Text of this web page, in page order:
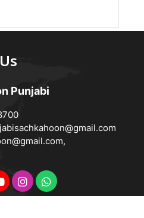
Punjabi
,